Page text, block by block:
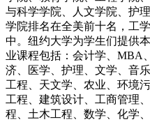
与科学学院、人文学院、护
学院排名在全美前十名，工
中。纽约大学为学生们提供
业课程包括：会计学、MBA
济、医学、护理、文学、音
工程、天文学、农业、环境
工程、建筑设计、工商管理
程、土木工程、数学、化学